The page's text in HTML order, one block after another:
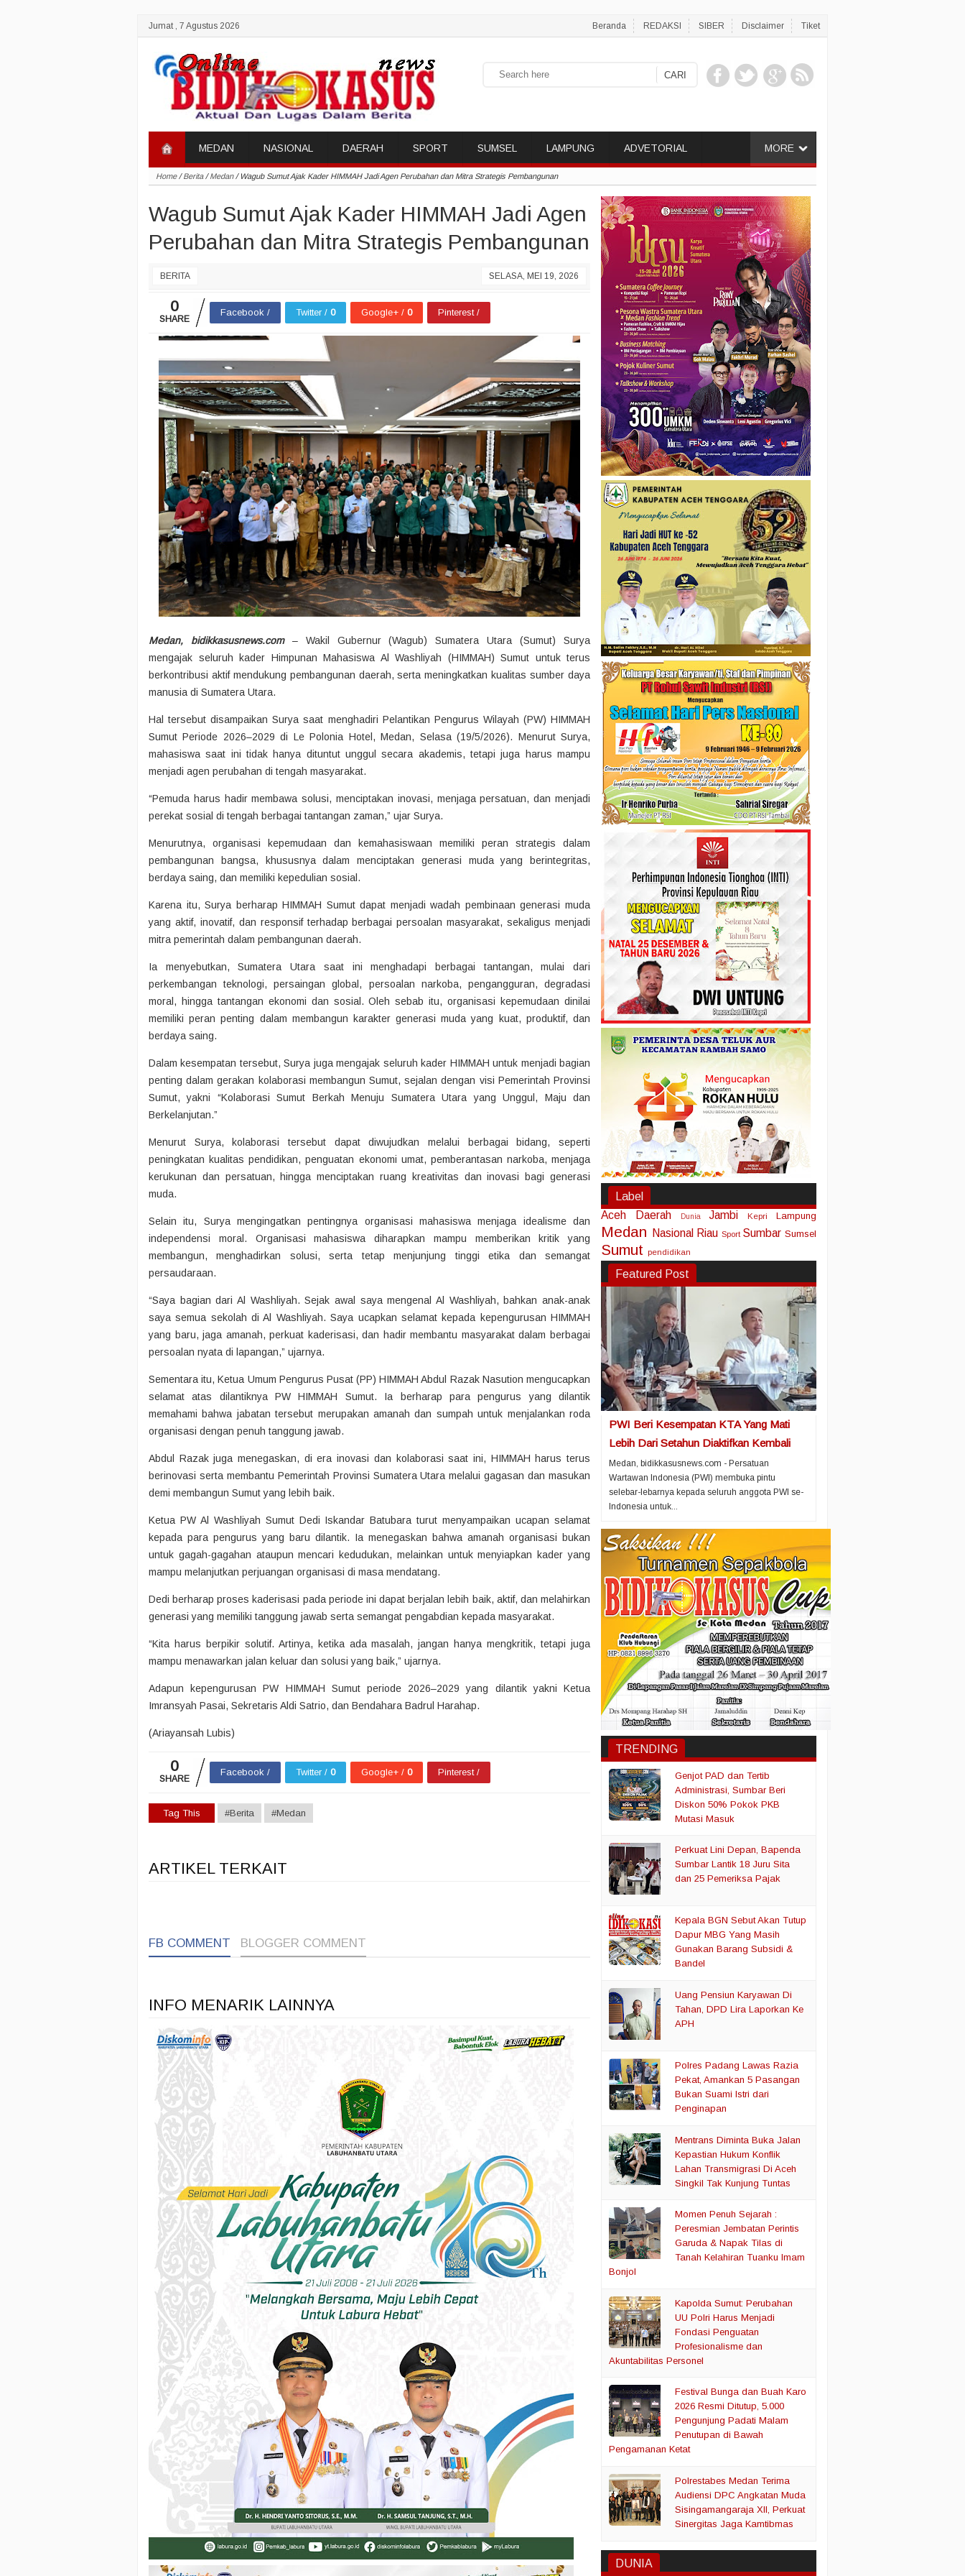
Jumat , 7 Agustus 2026 Beranda REDAKSI SIBER Disclaimer Tiket
MORE
MEDAN NASIONAL DAERAH SPORT SUMSEL LAMPUNG ADVETORIAL
Home/Berita/Medan/ Wagub Sumut Ajak Kader HIMMAH Jadi Agen Perubahan dan Mitra Strategis Pembangunan
Wagub Sumut Ajak Kader HIMMAH Jadi Agen
Perubahan dan Mitra Strategis Pembangunan
BERITA SELASA, MEI 19, 2026
0
SHARE
Facebook / Twitter / 0 Google+ / 0 Pinterest /
Medan, bidikkasusnews.com– Wakil Gubernur (Wagub) Sumatera Utara (Sumut) Surya
mengajak seluruh kader Himpunan Mahasiswa Al Washliyah (HIMMAH) Sumut untuk terus
berkontribusi aktif mendukung pembangunan daerah, serta meningkatkan kualitas sumber daya
manusia di Sumatera Utara.
Hal tersebut disampaikan Surya saat menghadiri Pelantikan Pengurus Wilayah (PW) HIMMAH
Sumut Periode 2026–2029 di Le Polonia Hotel, Medan, Selasa (19/5/2026). Menurut Surya,
mahasiswa saat ini tidak hanya dituntut unggul secara akademis, tetapi juga harus mampu
menjadi agen perubahan di tengah masyarakat.
“Pemuda harus hadir membawa solusi, menciptakan inovasi, menjaga persatuan, dan menjadi
perekat sosial di tengah berbagai tantangan zaman,” ujar Surya.
Menurutnya, organisasi kepemudaan dan kemahasiswaan memiliki peran strategis dalam
pembangunan bangsa, khususnya dalam menciptakan generasi muda yang berintegritas,
berdaya saing, dan memiliki kepedulian sosial.
Karena itu, Surya berharap HIMMAH Sumut dapat menjadi wadah pembinaan generasi muda
yang aktif, inovatif, dan responsif terhadap berbagai persoalan masyarakat, sekaligus menjadi
mitra pemerintah dalam pembangunan daerah.
Ia menyebutkan, Sumatera Utara saat ini menghadapi berbagai tantangan, mulai dari
perkembangan teknologi, persaingan global, persoalan narkoba, pengangguran, degradasi
moral, hingga tantangan ekonomi dan sosial. Oleh sebab itu, organisasi kepemudaan dinilai
memiliki peran penting dalam membangun karakter generasi muda yang kuat, produktif, dan
berdaya saing.
Dalam kesempatan tersebut, Surya juga mengajak seluruh kader HIMMAH untuk menjadi bagian
penting dalam gerakan kolaborasi membangun Sumut, sejalan dengan visi Pemerintah Provinsi
Sumut, yakni “Kolaborasi Sumut Berkah Menuju Sumatera Utara yang Unggul, Maju dan
Berkelanjutan.”
Menurut Surya, kolaborasi tersebut dapat diwujudkan melalui berbagai bidang, seperti
peningkatan kualitas pendidikan, penguatan ekonomi umat, pemberantasan narkoba, menjaga
kerukunan dan persatuan, hingga menciptakan ruang kreativitas dan inovasi bagi generasi
muda.
Selain itu, Surya mengingatkan pentingnya organisasi mahasiswa menjaga idealisme dan
independensi moral. Organisasi mahasiswa diharapkan mampu memberikan kritik yang
membangun, menghadirkan solusi, serta tetap menjunjung tinggi etika dan semangat
persaudaraan.
“Saya bagian dari Al Washliyah. Sejak awal saya mengenal Al Washliyah, bahkan anak-anak
saya semua sekolah di Al Washliyah. Saya ucapkan selamat kepada kepengurusan HIMMAH
yang baru, jaga amanah, perkuat kaderisasi, dan hadir membantu masyarakat dalam berbagai
persoalan nyata di lapangan,” ujarnya.
Sementara itu, Ketua Umum Pengurus Pusat (PP) HIMMAH Abdul Razak Nasution mengucapkan
selamat atas dilantiknya PW HIMMAH Sumut. Ia berharap para pengurus yang dilantik
memahami bahwa jabatan tersebut merupakan amanah dan sumpah untuk menjalankan roda
organisasi dengan penuh tanggung jawab.
Abdul Razak juga menegaskan, di era inovasi dan kolaborasi saat ini, HIMMAH harus terus
berinovasi serta membantu Pemerintah Provinsi Sumatera Utara melalui gagasan dan masukan
demi membangun Sumut yang lebih baik.
Ketua PW Al Washliyah Sumut Dedi Iskandar Batubara turut menyampaikan ucapan selamat
kepada para pengurus yang baru dilantik. Ia menegaskan bahwa amanah organisasi bukan
untuk gagah-gagahan ataupun mencari kedudukan, melainkan untuk menyiapkan kader yang
mampu melanjutkan perjuangan organisasi di masa mendatang.
Dedi berharap proses kaderisasi pada periode ini dapat berjalan lebih baik, aktif, dan melahirkan
generasi yang memiliki tanggung jawab serta semangat pengabdian kepada masyarakat.
“Kita harus berpikir solutif. Artinya, ketika ada masalah, jangan hanya mengkritik, tetapi juga
mampu menawarkan jalan keluar dan solusi yang baik,” ujarnya.
Adapun kepengurusan PW HIMMAH Sumut periode 2026–2029 yang dilantik yakni Ketua
Imransyah Pasai, Sekretaris Aldi Satrio, dan Bendahara Badrul Harahap.
(Ariayansah Lubis)
0
SHARE
Facebook / Twitter / 0 Google+ / 0 Pinterest /
Tag This #Berita #Medan
ARTIKEL TERKAIT
FB COMMENT BLOGGER COMMENT
INFO MENARIK LAINNYA
Label
Aceh
Daerah Dunia Jambi Kepri Lampung
Medan Nasional Riau Sport Sumbar Sumsel
Sumut pendidikan
Featured Post
PWI Beri Kesempatan KTA Yang Mati
Lebih Dari Setahun Diaktifkan Kembali
Medan, bidikkasusnews.com - Persatuan
Wartawan Indonesia (PWI) membuka pintu
selebar-lebarnya kepada seluruh anggota PWI se-
Indonesia untuk...
TRENDING
Genjot PAD dan Tertib
Administrasi, Sumbar Beri
Diskon 50% Pokok PKB
Mutasi Masuk
Perkuat Lini Depan, Bapenda
Sumbar Lantik 18 Juru Sita
dan 25 Pemeriksa Pajak
Kepala BGN Sebut Akan Tutup
Dapur MBG Yang Masih
Gunakan Barang Subsidi &
Bandel
Uang Pensiun Karyawan Di
Tahan, DPD Lira Laporkan Ke
APH
Polres Padang Lawas Razia
Pekat, Amankan 5 Pasangan
Bukan Suami Istri dari
Penginapan
Mentrans Diminta Buka Jalan
Kepastian Hukum Konflik
Lahan Transmigrasi Di Aceh
Singkil Tak Kunjung Tuntas
Momen Penuh Sejarah :
Peresmian Jembatan Perintis
Garuda & Napak Tilas di
Tanah Kelahiran Tuanku Imam
Bonjol
Kapolda Sumut: Perubahan
UU Polri Harus Menjadi
Fondasi Penguatan
Profesionalisme dan
Akuntabilitas Personel
Festival Bunga dan Buah Karo
2026 Resmi Ditutup, 5.000
Pengunjung Padati Malam
Penutupan di Bawah
Pengamanan Ketat
Polrestabes Medan Terima
Audiensi DPC Angkatan Muda
Sisingamangaraja XII, Perkuat
Sinergitas Jaga Kamtibmas
DUNIA